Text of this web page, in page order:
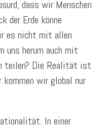
dass wir Menschen
der Erde könne
es nicht mit allen
herum auch mit
teilen? Die Realität ist
kommen wir global nur
In einer